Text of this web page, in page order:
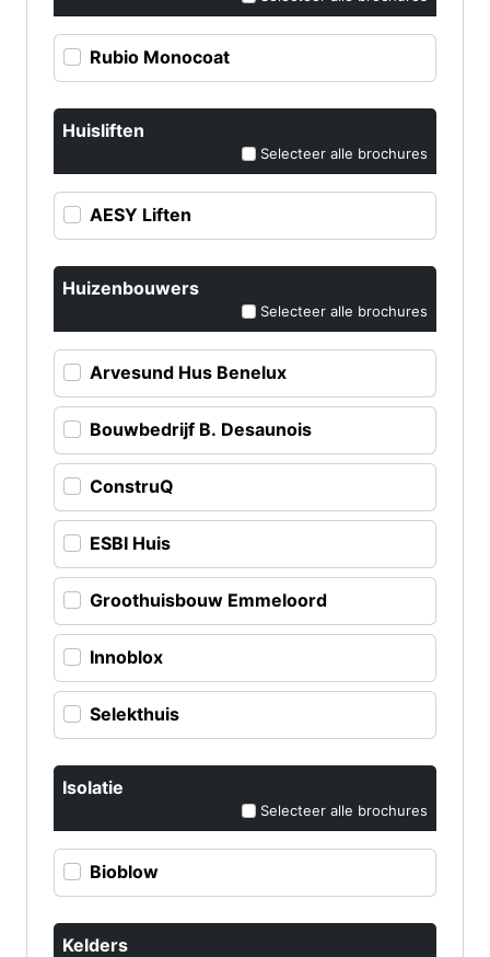
Rubio Monocoat
Huisliften
Selecteer alle brochures
AESY Liften
Huizenbouwers
Selecteer alle brochures
Arvesund Hus Benelux
Bouwbedrijf B. Desaunois
ConstruQ
ESBI Huis
Groothuisbouw Emmeloord
Innoblox
Selekthuis
Isolatie
Selecteer alle brochures
Bioblow
Kelders